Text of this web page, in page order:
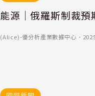
能源｜俄羅斯制裁
(Alice)-優分析產業數據中心 ．